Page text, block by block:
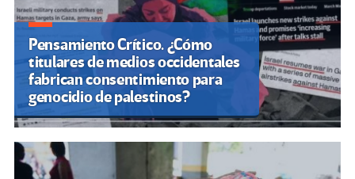
Pensamiento Crítico. ¿Cómo
titulares de medios occidentales
fabrican consentimiento para
genocidio de palestinos?